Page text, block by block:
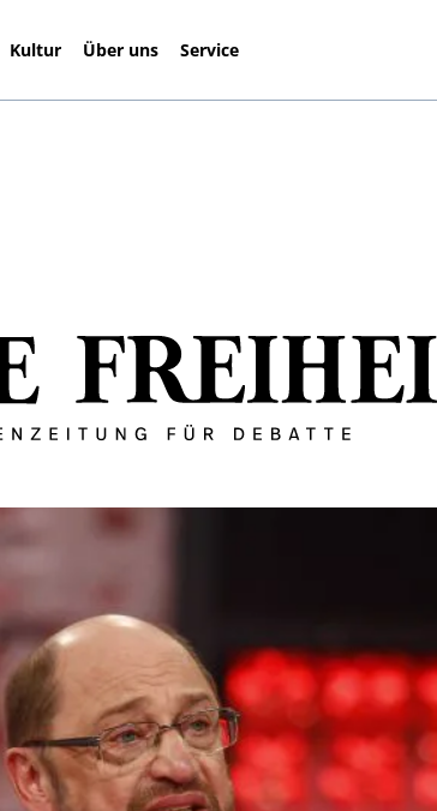
Kultur Über uns Service